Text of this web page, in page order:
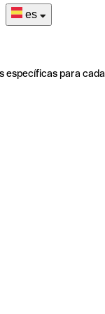
es
específicas para